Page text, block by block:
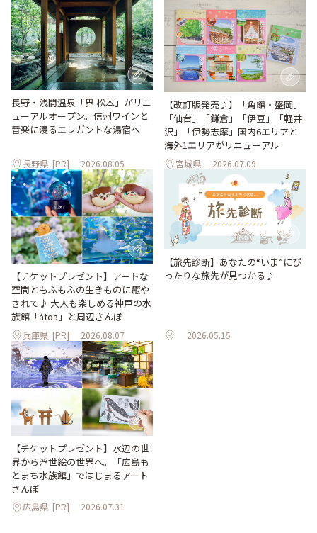
長野・浅間温泉「界 松本」がリニ
ューアルオープン。信州ワインと
音楽に浸るエレガントな湯宿へ
長野県 [PR] 2026.08.05
【改訂版発売♪】「角館・盛岡」
「仙台」「鎌倉」「伊豆」「軽井
沢」「伊勢志摩」国内6エリアと
海外1エリアがリニューアル
宮城県 2026.07.09
【チケットプレゼント】アートな
空間ともふもふの生きものに癒や
されて♪ 大人も楽しめる神戸の水
族館「átoa」と周辺さんぽ
兵庫県 [PR] 2026.08.07
【旅先診断】あなたの“いま”にぴ
ったりな旅先が見つかる♪
2026.05.15
【チケットプレゼント】水辺の世
界から浮世絵の世界へ。「広島も
とまち水族館」ではじまるアート
さんぽ
広島県 [PR] 2026.07.31